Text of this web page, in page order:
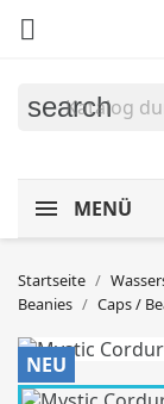

search
MENÜ
Startseite
Beanies
Caps /
NEU